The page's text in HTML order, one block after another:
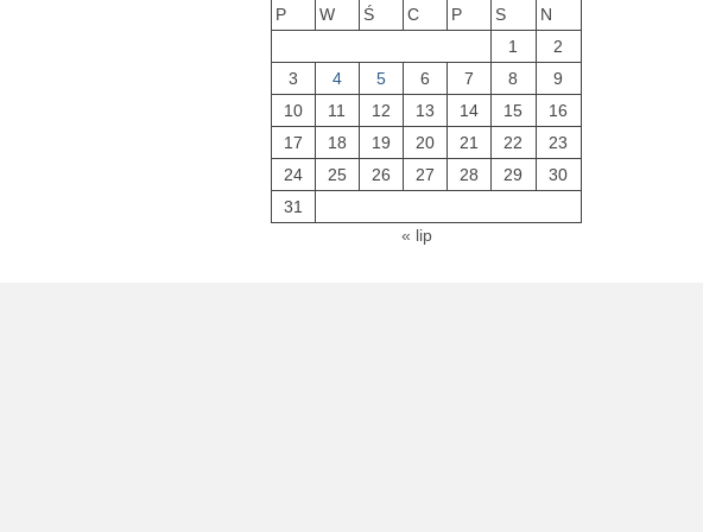
P
W Ś C P S
N
1
2
3
4 5 6 7 8
9
10
11 12 13 14 15
16
17
18 19 20 21 22
23
24
25 26 27 28 29
30
31
« lip